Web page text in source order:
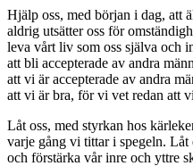
Hjälp oss, med början i dag, att
aldrig utsätter oss för
leva vårt liv som oss själva och
att bli accepterade av andra
att vi är accepterade av andra
att vi är bra, för vi vet redan att
Låt oss, med styrkan hos
varje gång vi tittar i spegeln. Låt
och förstärka vår inre och yttre